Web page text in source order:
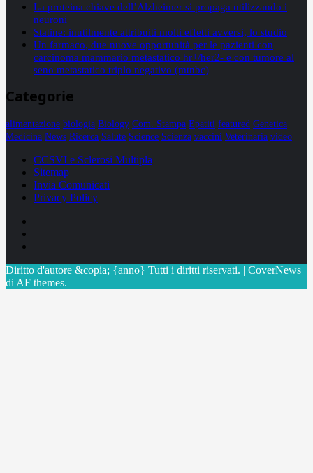
La proteina chiave dell’Alzheimer si propaga utilizzando i
neuroni
Statine: inutilmente attribuiti molti effetti avversi, lo studio
Un farmaco, due nuove opportunità per le pazienti con
carcinoma mammario metastatico hr+/her2- e con tumore al
seno metastatico triplo negativo (mtnbc)
Categorie
alimentazione biologia Biology Com. Stampa Epatiti featured Genetica
Medicina News Ricerca Salute Science Scienza vaccini Veterinaria video
CCSVI e Sclerosi Multipla
Sitemap
Invia Comunicati
Privacy Policy
Diritto d'autore &copia; {anno} Tutti i diritti riservati. | CoverNews
di AF themes.